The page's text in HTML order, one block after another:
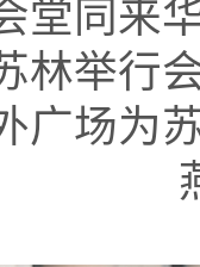
堂同来
林举行
广场为